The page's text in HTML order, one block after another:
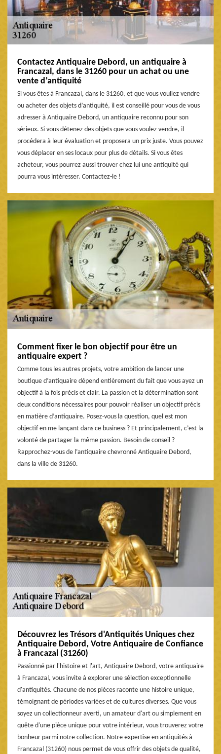
Contactez Antiquaire Debord, un antiquaire à
Francazal, dans le 31260 pour un achat ou une
vente d’antiquité
Si vous êtes à Francazal, dans le 31260, et que vous vouliez vendre
ou acheter des objets d’antiquité, il est conseillé pour vous de vous
adresser à Antiquaire Debord, un antiquaire reconnu pour son
sérieux. Si vous détenez des objets que vous voulez vendre, il
procédera à leur évaluation et proposera un prix juste. Vous pouvez
vous déplacer en ses locaux pour plus de détails. Si vous êtes
acheteur, vous pourrez aussi trouver chez lui une antiquité qui
pourra vous intéresser. Contactez-le !
Comment fixer le bon objectif pour être un
antiquaire expert ?
Comme tous les autres projets, votre ambition de lancer une
boutique d’antiquaire dépend entièrement du fait que vous ayez un
objectif à la fois précis et clair. La passion et la détermination sont
deux conditions nécessaires pour pouvoir réaliser un objectif précis
en matière d’antiquaire. Posez-vous la question, quel est mon
objectif en me lançant dans ce business ? Et principalement, c’est la
volonté de partager la même passion. Besoin de conseil ?
Rapprochez-vous de l’antiquaire chevronné Antiquaire Debord,
dans la ville de 31260.
Découvrez les Trésors d'Antiquités Uniques chez
Antiquaire Debord, Votre Antiquaire de Confiance
à Francazal (31260)
Passionné par l'histoire et l'art, Antiquaire Debord, votre antiquaire
à Francazal, vous invite à explorer une sélection exceptionnelle
d'antiquités. Chacune de nos pièces raconte une histoire unique,
témoignant de périodes variées et de cultures diverses. Que vous
soyez un collectionneur averti, un amateur d'art ou simplement en
quête d'une pièce unique pour votre intérieur, vous trouverez votre
bonheur parmi notre collection. Notre expertise en antiquités à
Francazal (31260) nous permet de vous offrir des objets de qualité,